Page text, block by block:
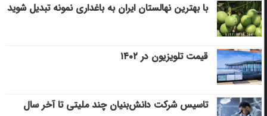
با بهترین نهالستان ایران به باغداری نمونه تبدیل شوید
قیمت تلویزیون در ۱۴۰۲
تاسیس شرکت دانش‌بنیان چند ملیتی تا آخر سال